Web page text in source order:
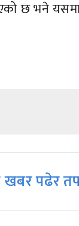
छ भने
खबर पढेर